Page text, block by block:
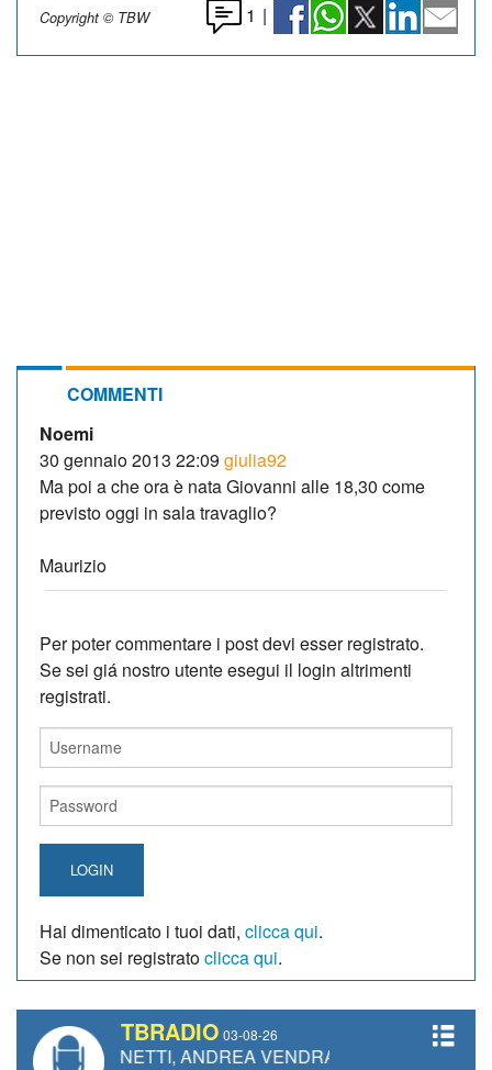
Copyright © TBW 1 |
COMMENTI
Noemi
30 gennaio 2013 22:09 giulia92
Ma poi a che ora è nata Giovanni alle 18,30 come
previsto oggi in sala travaglio?
Maurizio
Per poter commentare i post devi esser registrato.
Se sei giá nostro utente esegui il login altrimenti
registrati.
LOGIN
Hai dimenticato i tuoi dati, clicca qui.
Se non sei registratoclicca qui.
TBRADIO 03-08-26
GIANETTI, ANDREA VENDRAME, FILIPPO FIORELLI